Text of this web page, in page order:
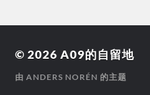
© 2026A09的自留地
由ANDERS NORÉN 的主题